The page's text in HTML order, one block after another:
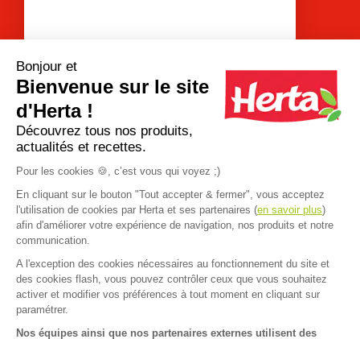
Voir plus de questions
Accueil FAQ Le Nutri-Score Quelle est la
FAQ Contact
Bonjour et
Bienvenue sur le site
d'Herta !
Découvrez tous nos produits,
actualités et recettes.
Pour les cookies 🍪, c’est vous qui voyez ;)
En cliquant sur le bouton "Tout accepter & fermer", vous acceptez
l'utilisation de cookies par Herta et ses partenaires (en savoir plus)
afin d'améliorer votre expérience de navigation, nos produits et notre
communication.
A l'exception des cookies nécessaires au fonctionnement du site et
des cookies flash, vous pouvez contrôler ceux que vous souhaitez
activer et modifier vos préférences à tout moment en cliquant sur
paramétrer.
Nos équipes ainsi que nos partenaires externes utilisent des